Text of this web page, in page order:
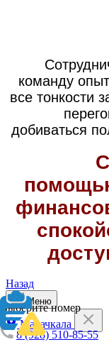
команду
все тонкости
добиваться
Назад
Выберите номер
8 (928) 510-85-55
Меню
Махачкала